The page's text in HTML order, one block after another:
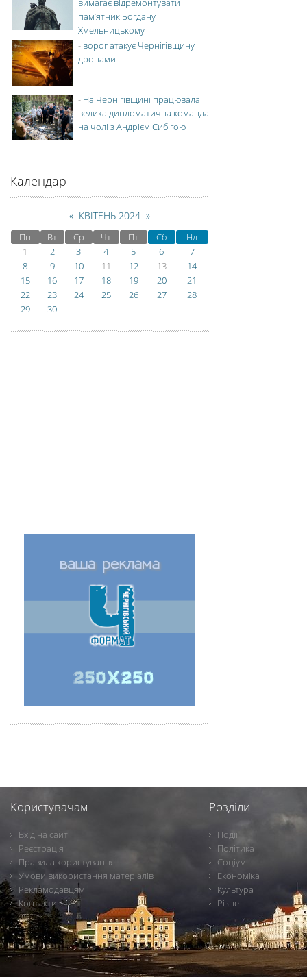
вимагає відремонтувати
пам’ятник Богдану
Хмельницькому
- ворог атакує Чернігівщину
дронами
- На Чернігівщині працювала
велика дипломатична команда
на чолі з Андрієм Сибігою
Календар
« КВІТЕНЬ 2024 »
Пн Вт Ср Чт Пт Сб
Нд
1
2 3 4 5 6
7
8
9 10 11 12 13
14
15
16 17 18 19 20
21
22
23 24 25 26 27
28
29
30
Користувачам
Вхід на сайт
Реєстрація
Правила користування
Умови використання матеріалів
Рекламодавцям
Контакти
Розділи
Події
Політика
Соціум
Економіка
Культура
Різне